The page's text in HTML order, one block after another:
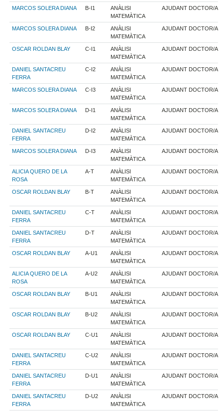
MARCOS SOLERA DIANA B-I1
ANÀLISI
MATEMÀTICA
AJUDANT DOCTOR/A
MARCOS SOLERA DIANA B-I2
ANÀLISI
MATEMÀTICA
AJUDANT DOCTOR/A
OSCAR ROLDAN BLAY C-I1
ANÀLISI
MATEMÀTICA
AJUDANT DOCTOR/A
DANIEL SANTACREU
FERRA
C-I2
ANÀLISI
MATEMÀTICA
AJUDANT DOCTOR/A
MARCOS SOLERA DIANA C-I3
ANÀLISI
MATEMÀTICA
AJUDANT DOCTOR/A
MARCOS SOLERA DIANA D-I1
ANÀLISI
MATEMÀTICA
AJUDANT DOCTOR/A
DANIEL SANTACREU
FERRA
D-I2
ANÀLISI
MATEMÀTICA
AJUDANT DOCTOR/A
MARCOS SOLERA DIANA D-I3
ANÀLISI
MATEMÀTICA
AJUDANT DOCTOR/A
ALICIA QUERO DE LA
ROSA
A-T
ANÀLISI
MATEMÀTICA
AJUDANT DOCTOR/A
OSCAR ROLDAN BLAY B-T
ANÀLISI
MATEMÀTICA
AJUDANT DOCTOR/A
DANIEL SANTACREU
FERRA
C-T
ANÀLISI
MATEMÀTICA
AJUDANT DOCTOR/A
DANIEL SANTACREU
FERRA
D-T
ANÀLISI
MATEMÀTICA
AJUDANT DOCTOR/A
OSCAR ROLDAN BLAY A-U1
ANÀLISI
MATEMÀTICA
AJUDANT DOCTOR/A
ALICIA QUERO DE LA
ROSA
A-U2
ANÀLISI
MATEMÀTICA
AJUDANT DOCTOR/A
OSCAR ROLDAN BLAY B-U1
ANÀLISI
MATEMÀTICA
AJUDANT DOCTOR/A
OSCAR ROLDAN BLAY B-U2
ANÀLISI
MATEMÀTICA
AJUDANT DOCTOR/A
OSCAR ROLDAN BLAY C-U1
ANÀLISI
MATEMÀTICA
AJUDANT DOCTOR/A
DANIEL SANTACREU
FERRA
C-U2
ANÀLISI
MATEMÀTICA
AJUDANT DOCTOR/A
DANIEL SANTACREU
FERRA
D-U1
ANÀLISI
MATEMÀTICA
AJUDANT DOCTOR/A
DANIEL SANTACREU
FERRA
D-U2
ANÀLISI
MATEMÀTICA
AJUDANT DOCTOR/A